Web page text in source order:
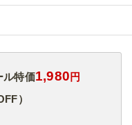
特価1,980 円
）